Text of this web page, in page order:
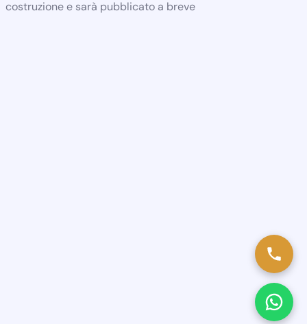
costruzione e sarà pubblicato a breve